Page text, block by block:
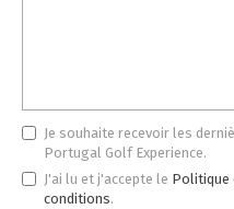
Je souhaite recevoir les
Portugal Golf Experience.
J'ai lu et j'accepte le Politique
conditions.